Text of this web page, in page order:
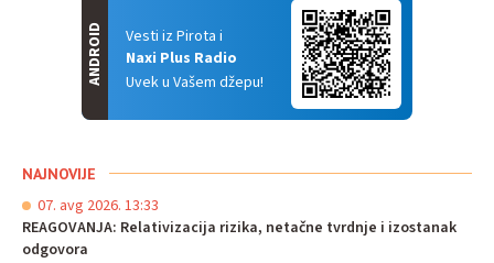
Vesti iz Pirota i
Naxi Plus Radio
Uvek u Vašem džepu!
ANDROID
NAJNOVIJE
07. avg 2026. 13:33
REAGOVANJA: Relativizacija rizika, netačne tvrdnje i izostanak
odgovora